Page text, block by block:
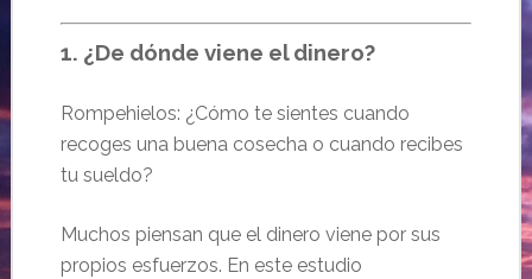
1. ¿De dónde viene el dinero?
Rompehielos: ¿Cómo te sientes cuando
recoges una buena cosecha o cuando recibes
tu sueldo?
Muchos piensan que el dinero viene por sus
propios esfuerzos. En este estudio